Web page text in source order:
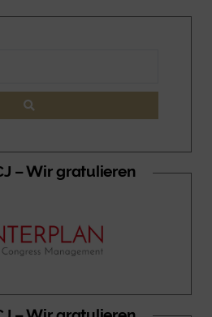
– Wir gratulieren